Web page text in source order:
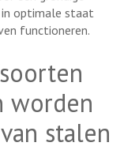
optimale staat
functioneren.
worden
stalen